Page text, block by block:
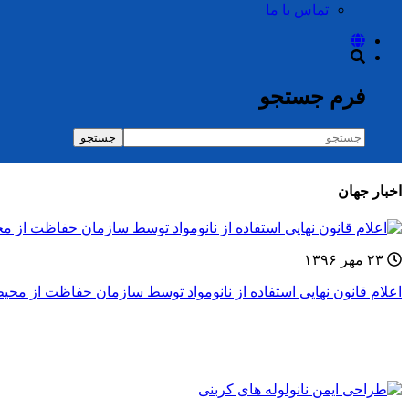
تماس با ما
فرم جستجو
جستجو
اخبار جهان
اعلام قانون نهایی استفاده از نانومواد توسط سازمان حفاظت از